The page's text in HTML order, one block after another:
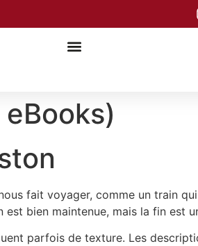
fait voyager, comme un train
bien maintenue, mais la fin est
parfois de texture. Les